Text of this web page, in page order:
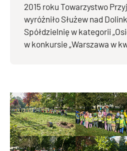
2015 roku Towarzystwo
wyróżniło Służew nad
Spółdzielnię w kategorii
w konkursie „Warszawa w